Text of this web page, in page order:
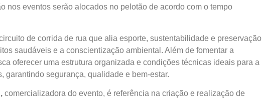
nos eventos serão alocados no pelotão de acordo com o tempo
de corrida de rua que alia esporte, sustentabilidade e preservação
saudáveis e a conscientização ambiental. Além de fomentar a
oferecer uma estrutura organizada e condições técnicas ideais para a
garantindo segurança, qualidade e bem-estar.
comercializadora do evento, é referência na criação e realização de